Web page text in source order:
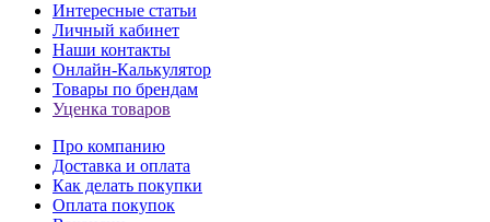
Интересные статьи
Личный кабинет
Наши контакты
Онлайн-Калькулятор
Товары по брендам
Уценка товаров
Про компанию
Доставка и оплата
Как делать покупки
Оплата покупок